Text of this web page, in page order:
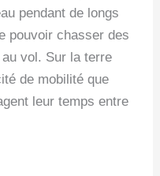
pendant de longs
pouvoir chasser des
vol. Sur la terre
de mobilité que
leur temps entre